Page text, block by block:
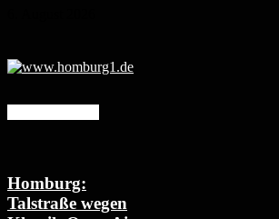
Homburg:
Talstraße wegen